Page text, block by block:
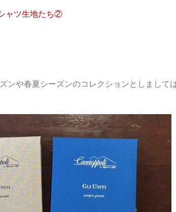
ャツ生地たち②
ンや春夏シーズンのコレクションとしまして